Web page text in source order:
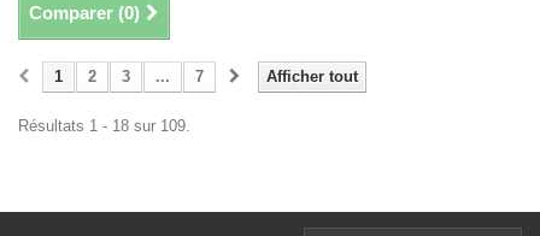
Comparer (0)
Afficher tout
1 2 3 ... 7
Résultats 1 - 18 sur 109.